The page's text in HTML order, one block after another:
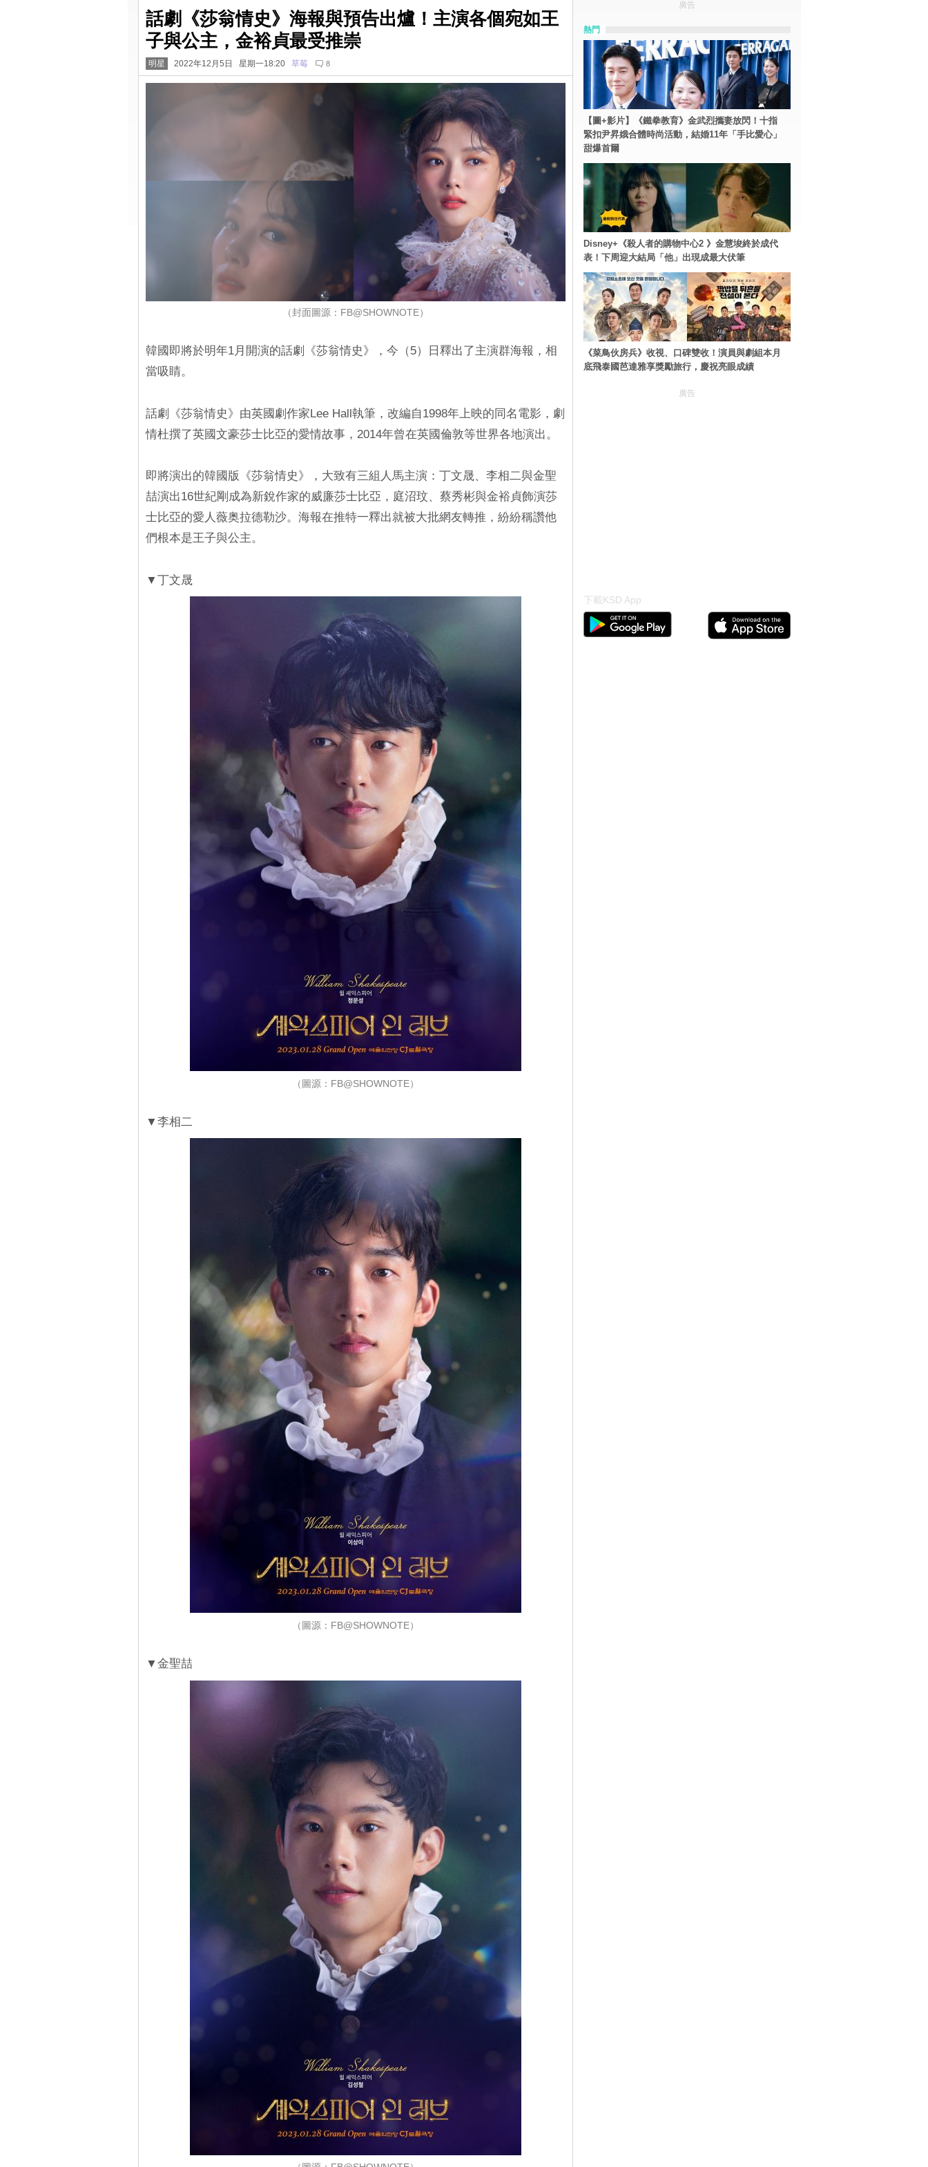
話劇《莎翁情史》海報與預告出爐！主演各個宛如王
子與公主，金裕貞最受推崇
明星 2022年12月5日 星期一18:20 草莓 8
（封面圖源：FB@SHOWNOTE）
韓國即將於明年1月開演的話劇《莎翁情史》，今（5）日釋出了主演群海報，相
當吸睛。
話劇《莎翁情史》由英國劇作家Lee Hall執筆，改編自1998年上映的同名電影，劇
情杜撰了英國文豪莎士比亞的愛情故事，2014年曾在英國倫敦等世界各地演出。
即將演出的韓國版《莎翁情史》，大致有三組人馬主演：丁文晟、李相二與金聖
喆演出16世紀剛成為新銳作家的威廉莎士比亞，庭沼玟、蔡秀彬與金裕貞飾演莎
士比亞的愛人薇奥拉德勒沙。海報在推特一釋出就被大批網友轉推，紛紛稱讚他
們根本是王子與公主。
▼丁文晟
（圖源：FB@SHOWNOTE）
▼李相二
（圖源：FB@SHOWNOTE）
▼金聖喆
廣告
熱門
【圖+影片】《鐵拳教育》金武烈攜妻放閃！十指
緊扣尹昇娥合體時尚活動，結婚11年「手比愛心」
甜爆首爾
Disney+《殺人者的購物中心2 》金慧埈終於成代
表！下周迎大結局「他」出現成最大伏筆
《菜鳥伙房兵》收視、口碑雙收！演員與劇組本月
底飛泰國芭達雅享獎勵旅行，慶祝亮眼成績
廣告
下載KSD App